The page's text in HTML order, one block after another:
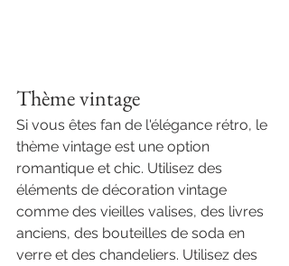
Thème vintage
Si vous êtes fan de l'élégance rétro, le
thème vintage est une option
romantique et chic. Utilisez des
éléments de décoration vintage
comme des vieilles valises, des livres
anciens, des bouteilles de soda en
verre et des chandeliers. Utilisez des